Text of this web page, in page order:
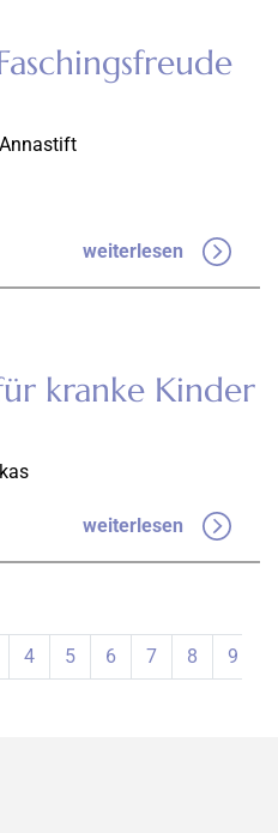
weiterlesen
kranke Kinder
weiterlesen
4 5 6 7 8 9